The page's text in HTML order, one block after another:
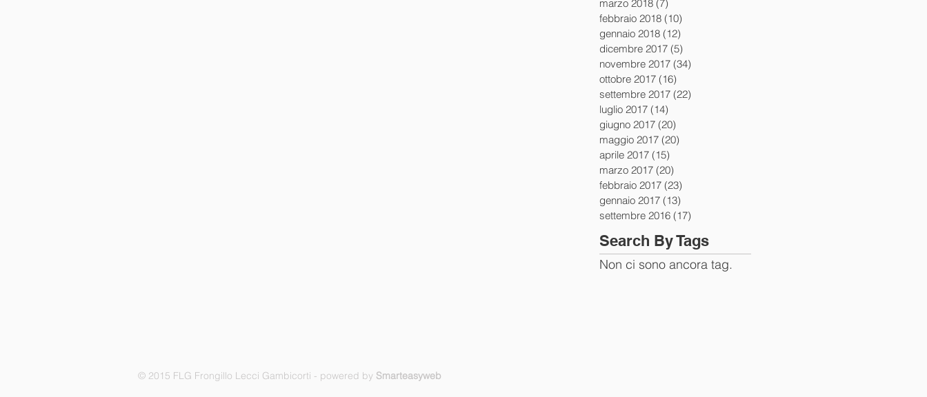
marzo 2018 (7)
febbraio 2018 (10)
gennaio 2018 (12)
dicembre 2017 (5)
novembre 2017 (34)
ottobre 2017 (16)
settembre 2017 (22)
luglio 2017 (14)
giugno 2017 (20)
maggio 2017 (20)
aprile 2017 (15)
marzo 2017 (20)
febbraio 2017 (23)
gennaio 2017 (13)
settembre 2016 (17)
Search By Tags
Non ci sono ancora tag.
© 2015 FLG Frongillo Lecci Gambicorti - powered by Smarteasyweb